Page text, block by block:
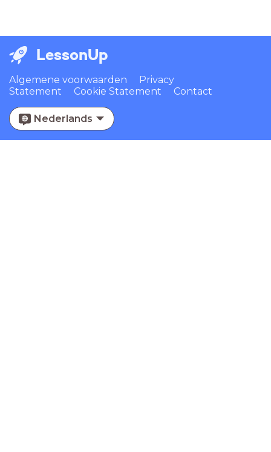
LessonUp
Algemene voorwaarden
Privacy
Statement
Cookie Statement Contact
Nederlands